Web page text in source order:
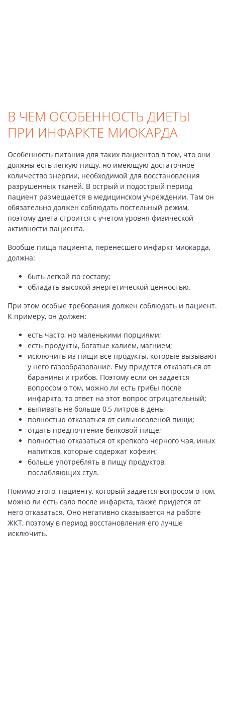
В ЧЕМ ОСОБЕННОСТЬ ДИЕТЫ
ПРИ ИНФАРКТЕ МИОКАРДА
Особенность питания для таких пациентов в том, что они
должны есть легкую пищу, но имеющую достаточное
количество энергии, необходимой для восстановления
разрушенных тканей. В острый и подострый период
пациент размещается в медицинском учреждении. Там он
обязательно должен соблюдать постельный режим,
поэтому диета строится с учетом уровня физической
активности пациента.
Вообще пища пациента, перенесшего инфаркт миокарда,
должна:
быть легкой по составу;
обладать высокой энергетической ценностью.
При этом особые требования должен соблюдать и пациент.
К примеру, он должен:
есть часто, но маленькими порциями;
есть продукты, богатые калием, магнием;
исключить из пищи все продукты, которые вызывают
у него газообразование. Ему придется отказаться от
баранины и грибов. Поэтому если он задается
вопросом о том, можно ли есть грибы после
инфаркта, то ответ на этот вопрос отрицательный;
выпивать не больше 0,5 литров в день;
полностью отказаться от сильносоленой пищи;
отдать предпочтение белковой пище;
полностью отказаться от крепкого черного чая, иных
напитков, которые содержат кофеин;
больше употреблять в пищу продуктов,
послабляющих стул.
Помимо этого, пациенту, который задается вопросом о том,
можно ли есть сало после инфаркта, также придется от
него отказаться. Оно негативно сказывается на работе
ЖКТ, поэтому в период восстановления его лучше
исключить.